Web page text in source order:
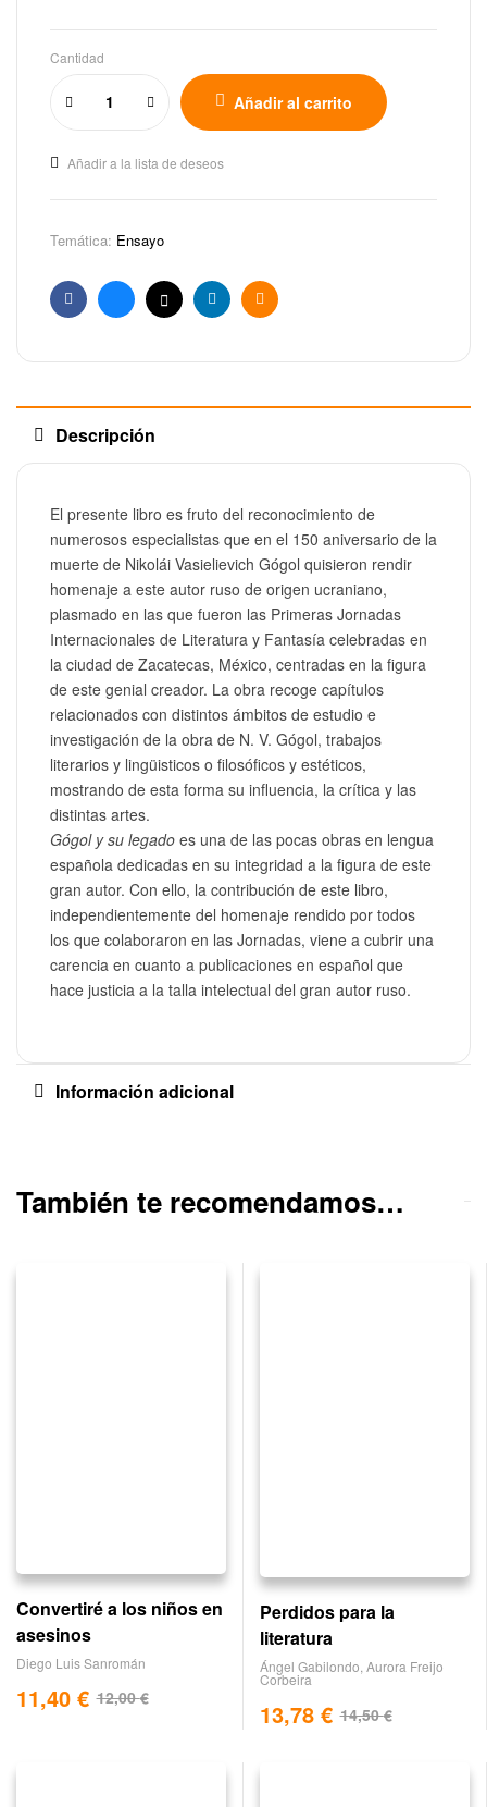
Cantidad
Añadir al carrito
Añadir a la lista de deseos
Temática: Ensayo
FacebookBlueskyX LinkedinEmail
Descripción
El presente libro es fruto del reconocimiento de
numerosos especialistas que en el 150 aniversario de la
muerte de Nikolái Vasielievich Gógol quisieron rendir
homenaje a este autor ruso de origen ucraniano,
plasmado en las que fueron las Primeras Jornadas
Internacionales de Literatura y Fantasía celebradas en
la ciudad de Zacatecas, México, centradas en la figura
de este genial creador. La obra recoge capítulos
relacionados con distintos ámbitos de estudio e
investigación de la obra de N. V. Gógol, trabajos
literarios y lingüisticos o filosóficos y estéticos,
mostrando de esta forma su influencia, la crítica y las
distintas artes.
Gógol y su legado es una de las pocas obras en lengua
española dedicadas en su integridad a la figura de este
gran autor. Con ello, la contribución de este libro,
independientemente del homenaje rendido por todos
los que colaboraron en las Jornadas, viene a cubrir una
carencia en cuanto a publicaciones en español que
hace justicia a la talla intelectual del gran autor ruso.
Información adicional
También te recomendamos…
Convertiré a los niños en
asesinos
Diego Luis Sanromán
12,00€
11,40 €
Perdidos para la
literatura
Ángel Gabilondo Aurora Freijo
Corbeira
14,50€
13,78 €